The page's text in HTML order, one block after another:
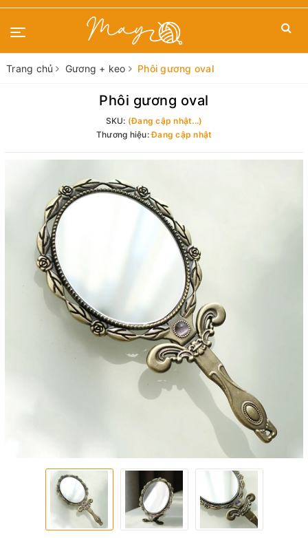
Trang chủ Gương + keo Phôi gương oval
Phôi gương oval
SKU: (Đang cập nhật...)
Thương hiệu:Đang cập nhật